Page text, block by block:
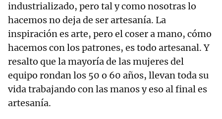
industrializado, pero tal y como nosotras lo
hacemos no deja de ser artesanía. La
inspiración es arte, pero el coser a mano, cómo
hacemos con los patrones, es todo artesanal. Y
resalto que la mayoría de las mujeres del
equipo rondan los 50 o 60 años, llevan toda su
vida trabajando con las manos y eso al final es
artesanía.